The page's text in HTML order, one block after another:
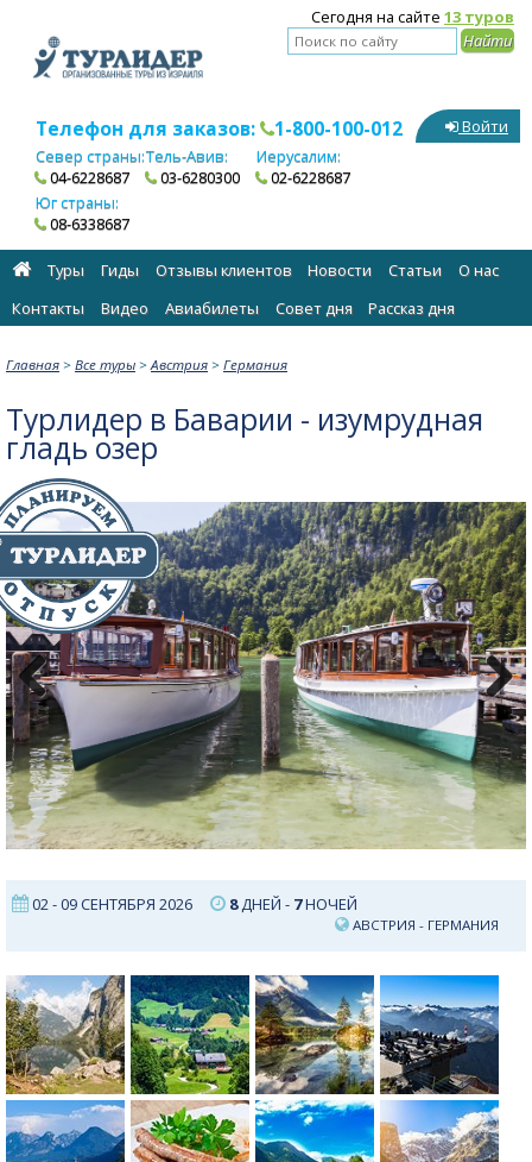
Сегодня на сайте 13 туров
Телефон для заказов: 1-800-100-012
Север страны:
04-6228687
Тель-Авив:
03-6280300
Иерусалим:
02-6228687
Юг страны:
08-6338687
Войти
Туры Гиды Отзывы клиентов Новости Статьи
О нас
Контакты
Видео Авиабилеты Cовет дня Рассказ дня
Главная > Все туры > Австрия > Германия
Турлидер в Баварии - изумрудная
гладь озер
Previous Next
02 - 09 СЕНТЯБРЯ 2026 8ДНЕЙ - 7НОЧЕЙ
АВСТРИЯ - ГЕРМАНИЯ